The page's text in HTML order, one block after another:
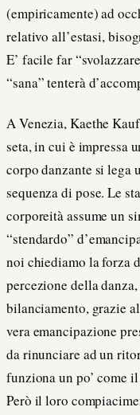
(empiricamente) ad
relativo all’estasi,
E’ facile far
“sana” tenterà
A Venezia, Kaethe
seta, in cui è impressa
corpo danzante si lega
sequenza di pose. Le
corporeità assume un
“stendardo”
noi chiediamo la forza
percezione della
bilanciamento, grazie
vera emancipazione
da rinunciare ad un
funziona un po’ come
Però il loro